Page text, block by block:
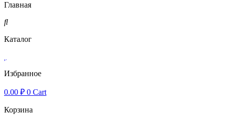
Главная
Каталог
Избранное
0.00 ₽ 0 Cart
Корзина